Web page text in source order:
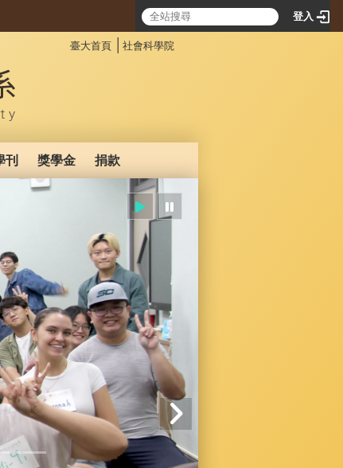
登入
臺大首頁 社會科學院
刊 獎學金 捐款